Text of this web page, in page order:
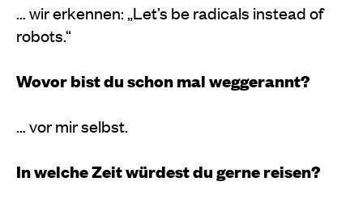
… wir erkennen: „Let’s be radicals instead of
robots.“
Wovor bist du schon mal weggerannt?
… vor mir selbst.
In welche Zeit würdest du gerne reisen?